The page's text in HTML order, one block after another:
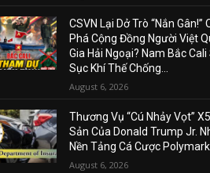
CSVN Lại Dở Trò “Nắn Gân!”
Phá Cộng Đồng Người Việt
Gia Hải Ngoại? Nam Bắc Cali
Sục Khí Thế Chống...
August 6, 2026
Thương Vụ “Cú Nhảy Vọt”
Sản Của Donald Trump Jr.
Nền Tảng Cá Cược
August 6, 2026